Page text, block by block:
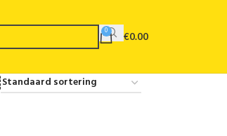
0 €0.00